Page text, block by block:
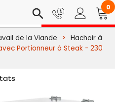
search 0
de la Viande
Hachoir à
Portionneur à Steak - 230